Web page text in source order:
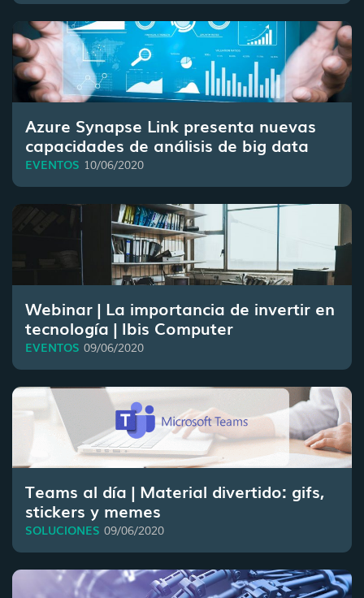
Azure Synapse Link presenta nuevas
capacidades de análisis de big data
EVENTOS 10/06/2020
Webinar | La importancia de invertir en
tecnología | Ibis Computer
EVENTOS 09/06/2020
Teams al día | Material divertido: gifs,
stickers y memes
SOLUCIONES 09/06/2020